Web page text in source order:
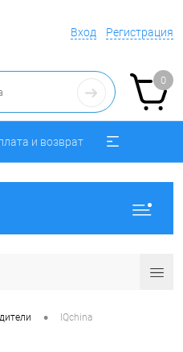
Вход Регистрация
0
и возврат
• IQchina